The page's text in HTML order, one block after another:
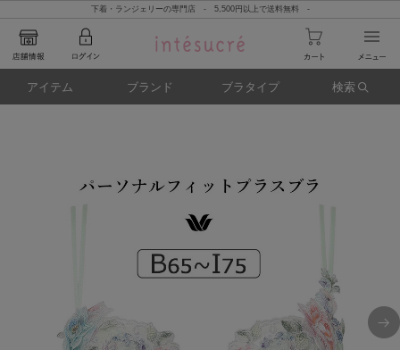
下着・ランジェリーの専門店 - 5,500円以上で送料無料 -
アイテム ブランド ブラタイプ 検索